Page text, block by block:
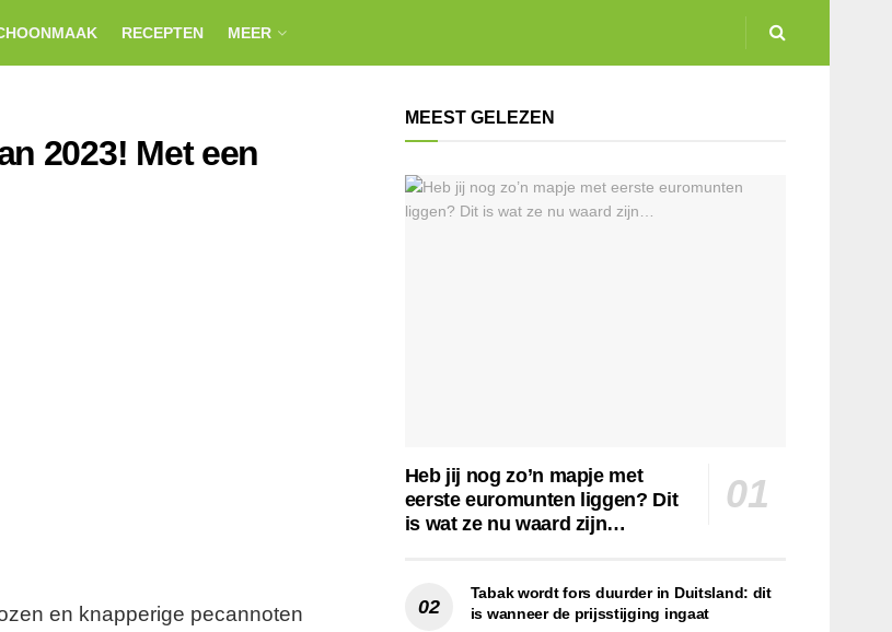
RECEPTEN MEER
2023! Met een
en knapperige pecannoten
MEEST GELEZEN
Heb jij nog zo’n mapje met
eerste euromunten liggen? Dit
is wat ze nu waard zijn…
Tabak wordt fors duurder in Duitsland: dit
is wanneer de prijsstijging ingaat